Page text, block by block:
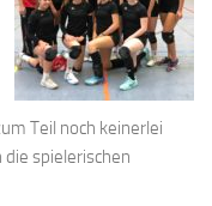
Teil noch keinerlei
spielerischen